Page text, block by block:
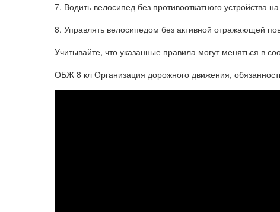
7. Водить велосипед без противооткатного
8. Управлять велосипедом без активной отражающей
Учитывайте, что указанные правила могут меняться в
ОБЖ 8 кл Организация дорожного движения,